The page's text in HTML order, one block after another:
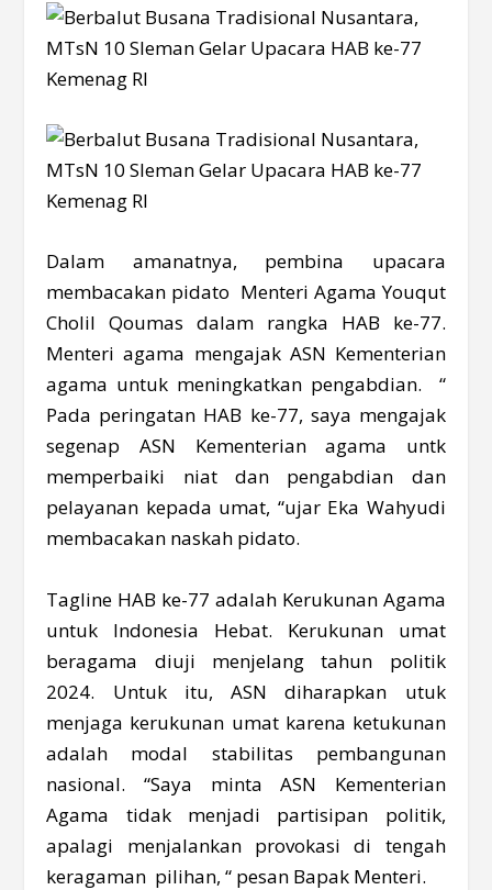
Dalam amanatnya, pembina upacara
membacakan pidato Menteri Agama Youqut
Cholil Qoumas dalam rangka HAB ke-77.
Menteri agama mengajak ASN Kementerian
agama untuk meningkatkan pengabdian. “
Pada peringatan HAB ke-77, saya mengajak
segenap ASN Kementerian agama untk
memperbaiki niat dan pengabdian dan
pelayanan kepada umat, “ujar Eka Wahyudi
membacakan naskah pidato.
Tagline HAB ke-77 adalah Kerukunan Agama
untuk Indonesia Hebat. Kerukunan umat
beragama diuji menjelang tahun politik
2024. Untuk itu, ASN diharapkan utuk
menjaga kerukunan umat karena ketukunan
adalah modal stabilitas pembangunan
nasional. “Saya minta ASN Kementerian
Agama tidak menjadi partisipan politik,
apalagi menjalankan provokasi di tengah
keragaman pilihan, “ pesan Bapak Menteri.